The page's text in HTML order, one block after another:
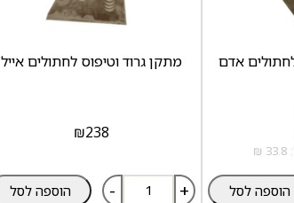
אדם
הוספה לסל
מתקן גרוד וטיפוס לחתולים אייל
₪238
- + הוספה לסל